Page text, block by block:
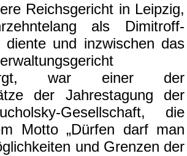
Reichsgericht in Leipzig,
als Dimitroff-
diente und inzwischen das
war einer der
der Jahrestagung der
Gesellschaft, die
Motto „Dürfen darf man
und Grenzen der